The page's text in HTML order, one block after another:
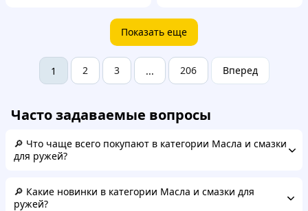
Показать еще
1 2 3 ... 206 Вперед
Часто задаваемые вопросы
🔎 Что чаще всего покупают в категории Масла и смазки
для ружей?
🔎 Какие новинки в категории Масла и смазки для
ружей?